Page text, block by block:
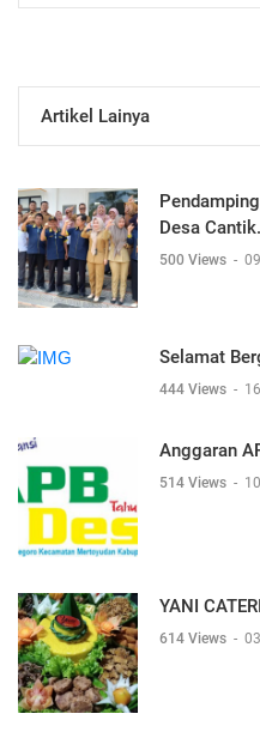
Artikel Lainya
Desa
500 Views -
Selamat
444 Views -
Anggaran
514 Views -
YANI
614 Views -